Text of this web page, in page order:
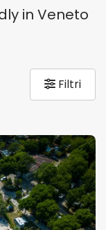
in Veneto
Filtri